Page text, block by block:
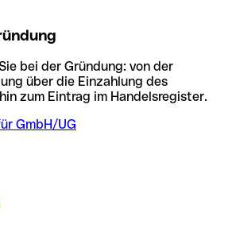
bei der Gründung: von der
über die Einzahlung des
zum Eintrag im Handelsregister.
GmbH/UG